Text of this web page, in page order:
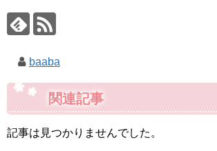
baaba
関連記事
記事は見つかりませんでした。